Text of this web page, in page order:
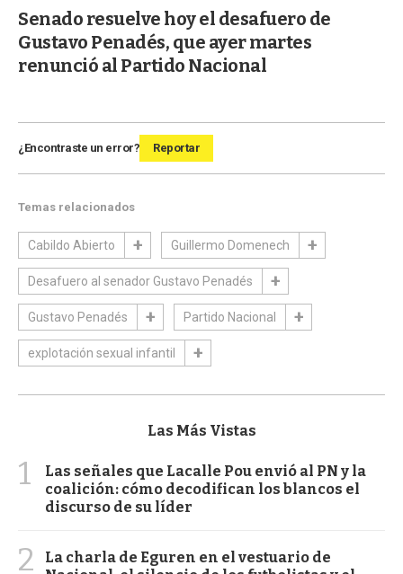
Senado resuelve hoy el desafuero de
Gustavo Penadés, que ayer martes
renunció al Partido Nacional
¿Encontraste un error? Reportar
Temas relacionados
Cabildo Abierto Guillermo Domenech
Desafuero al senador Gustavo Penadés
Gustavo Penadés Partido Nacional
explotación sexual infantil
Las Más Vistas
1
Las señales que Lacalle Pou envió al PN y la
coalición: cómo decodifican los blancos el
discurso de su líder
2
La charla de Eguren en el vestuario de